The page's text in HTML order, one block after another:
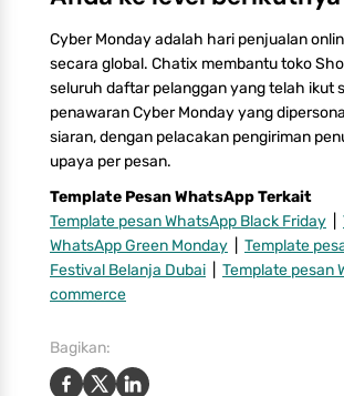
Cyber Monday adalah hari penjualan
secara global. Chatix membantu toko
seluruh daftar pelanggan yang telah ikut
penawaran Cyber Monday yang
siaran, dengan pelacakan pengiriman
upaya per pesan.
Template Pesan WhatsApp Terkait
Template pesan WhatsApp Black Friday
WhatsApp Green Monday
Template
Festival Belanja Dubai
Template pesan
commerce
Bagikan: